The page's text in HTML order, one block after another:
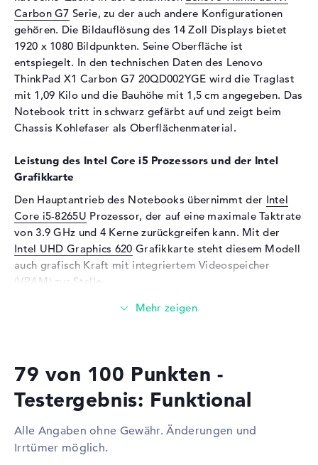
Besonderheiten
Display, entspiegelt, LED-
Hintergrundbeleuchtung, IPS
Panel
Audio
Soundkarte
Realtek ALC3286
Mikrofon
vorhanden
Webcam
Sensorauflösung
0,9 MP
Eingabegeräte
Eingabegeräte
Tastatur (Beleuchtet
(hintergrund),
Flüssigkeitsabweisend),
Touchpad (Multi-Touch-
Trackpad), Pointing Stick
LTE
(10/100/1000) via USB-
WLAN
802.11a, 802.11b, 802.11g,
802.11n, 802.11ac
Bluetooth
Carbon G7 Serie, zu der auch andere Konfigurationen
gehören. Die Bildauflösung des 14 Zoll Displays bietet
1920 x 1080 Bildpunkten. Seine Oberfläche ist
entspiegelt. In den technischen Daten des Lenovo
ThinkPad X1 Carbon G7 20QD002YGE wird die Traglast
mit 1,09 Kilo und die Bauhöhe mit 1,5 cm angegeben. Das
Notebook tritt in schwarz gefärbt auf und zeigt beim
Chassis Kohlefaser als Oberflächenmaterial.
Leistung des Intel Core i5 Prozessors und der Intel
Grafikkarte
Den Hauptantrieb des Notebooks übernimmt der Intel
Core i5-8265U Prozessor, der auf eine maximale Taktrate
von 3.9 GHz und 4 Kerne zurückgreifen kann. Mit der
Intel UHD Graphics 620 Grafikkarte steht diesem Modell
auch grafisch Kraft mit integriertem Videospeicher
(VRAM) zur Stelle.
Wieviel Speicher hat das Lenovo ThinkPad X1 Carbon
mit der bekannten DDR3 SDRAM (PC3-17000 - 2133 MHz)
GB ist möglich. Euer Betriebssystem und allgemeine
Kapazität.
79 von 100 Punkten -
Testergebnis: Funktional
Alle Angaben ohne Gewähr. Änderungen und
Irrtümer möglich.